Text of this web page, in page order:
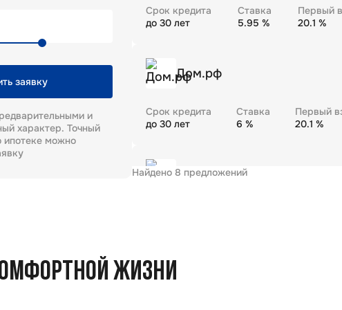
заявку
и
характер. Точный
ипотеке можно
Найдено 8 предложений
Срок кредита
до 30 лет
Ставка
5.95 %
Первый
20.1 %
Дом.рф
Срок кредита
до 30 лет
Ставка
6 %
Первый
20.1 %
Газпромбанк
ЖИЗНИ